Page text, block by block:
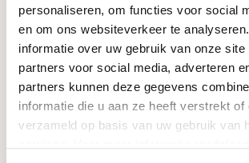
personaliseren, om functies voor social
en om ons websiteverkeer te
informatie over uw gebruik van onze site
partners voor social media, adverteren
partners kunnen deze gegevens
informatie die u aan ze heeft verstrekt of
verzameld op basis van uw gebruik van
Informatie
Heren Sieraden
SALE